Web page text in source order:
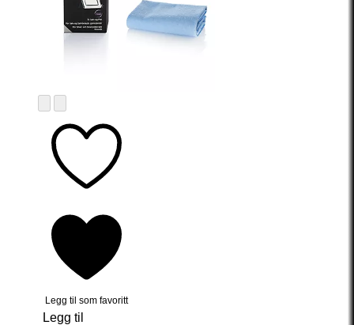
Legg til som favoritt
Legg til